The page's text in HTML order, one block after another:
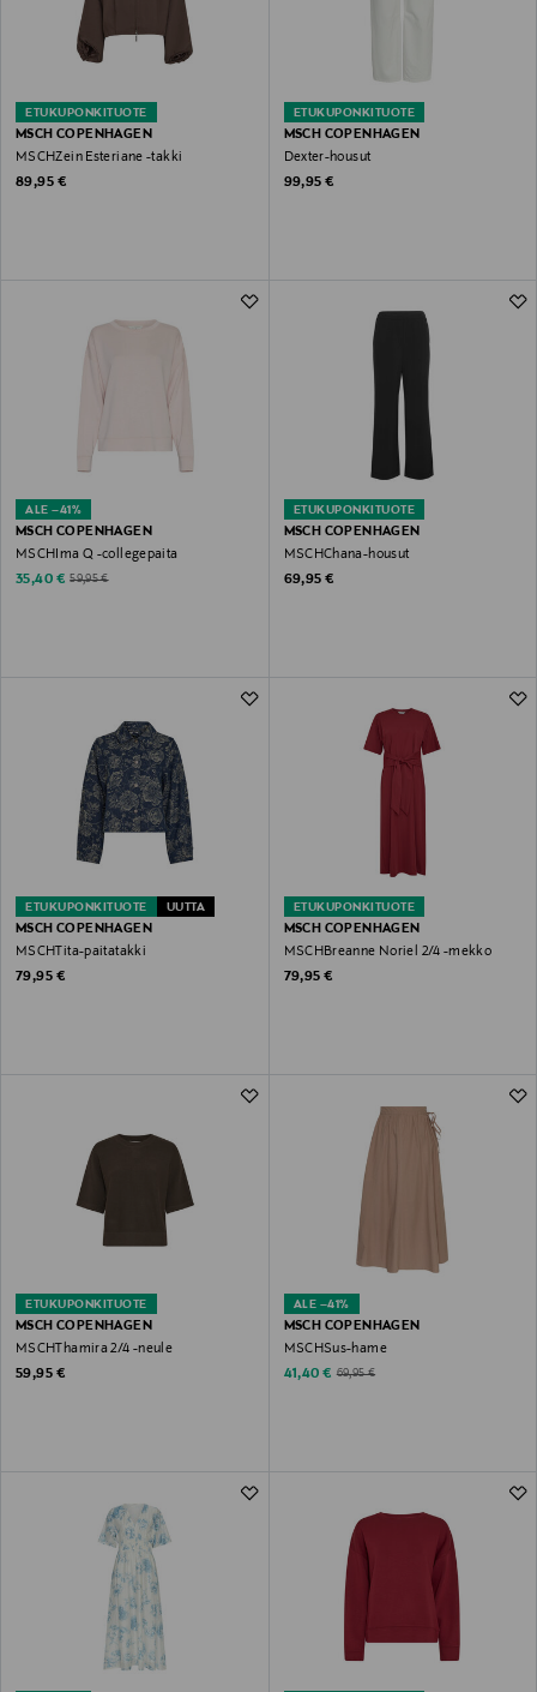
ETUKUPONKITUOTE
MSCH COPENHAGEN
MSCHZein Esteriane -takki
Original Price
89,95 €
ETUKUPONKITUOTE
MSCH COPENHAGEN
Dexter-housut
Original Price
99,95 €
ALE –41%
MSCH COPENHAGEN
MSCHIma Q -collegepaita
Discounted Price
35,40 € Original Price
59,95 €
ETUKUPONKITUOTE
MSCH COPENHAGEN
MSCHChana-housut
Original Price
69,95 €
ETUKUPONKITUOTE UUTTA
MSCH COPENHAGEN
MSCHTita-paitatakki
Original Price
79,95 €
ETUKUPONKITUOTE
MSCH COPENHAGEN
MSCHBreanne Noriel 2/4 -mekko
Original Price
79,95 €
ETUKUPONKITUOTE
MSCH COPENHAGEN
MSCHThamira 2/4 -neule
Original Price
59,95 €
ALE –41%
MSCH COPENHAGEN
MSCHSus-hame
Discounted Price
41,40 € Original Price
69,95 €